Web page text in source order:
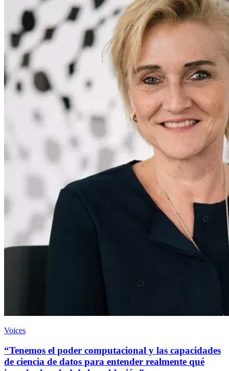
Voices
“Tenemos el poder computacional y las capacidades
de ciencia de datos para entender realmente qué